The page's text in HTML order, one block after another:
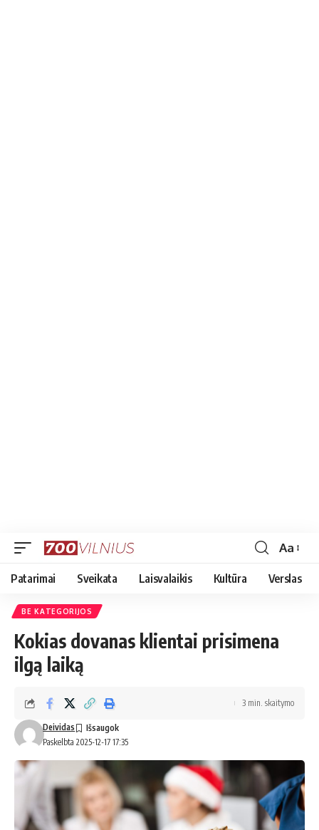
Font
Resizer
Aa
Patarimai Sveikata Laisvalaikis Kultūra Verslas
BE KATEGORIJOS
Kokias dovanas klientai prisimena
ilgą laiką
Paskelbta 2025-12-17 17:35
Deividas
3 min. skaitymo